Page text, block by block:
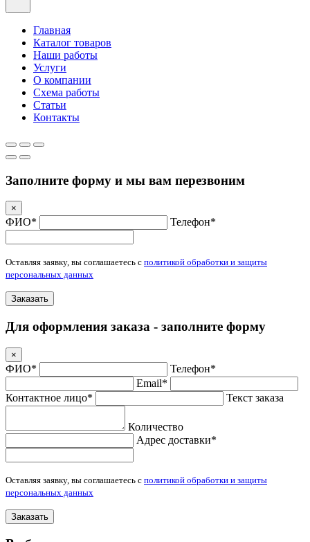
Главная
Каталог товаров
Наши работы
Услуги
О компании
Схема работы
Статьи
Контакты
Заполните форму и мы вам перезвоним
×
ФИО* Телефон*
Оставляя заявку, вы соглашаетесь с политикой обработки и защиты
персональных данных
Заказать
Для оформления заказа - заполните форму
×
ФИО*
Телефон*
Email*
Контактное лицо*
Текст заказа
Количество
Адрес доставки*
Оставляя заявку, вы соглашаетесь с политикой обработки и защиты
персональных данных
Заказать